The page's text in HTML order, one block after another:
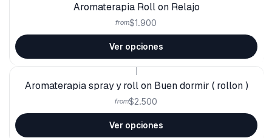
Aromaterapia Roll on Relajo
from$1.900
Ver opciones
Aromaterapia spray y roll on Buen dormir ( rollon )
from$2.500
Ver opciones